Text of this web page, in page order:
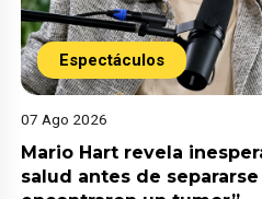
Espectáculos
07 Ago 2026
Mario Hart revela
salud antes de